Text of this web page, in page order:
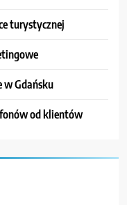
turystycznej
w Gdańsku
od klientów